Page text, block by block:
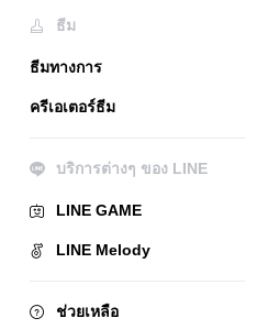
ธีม
ธีมทางการ
ครีเอเตอร์ธีม
บริการต่างๆ ของ LINE
LINE GAME
LINE Melody
ช่วยเหลือ